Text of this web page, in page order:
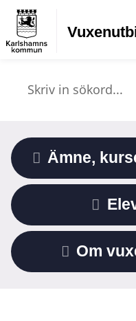
Ämne,
Om